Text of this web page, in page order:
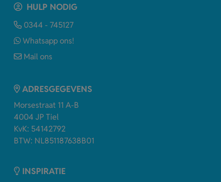
HULP NODIG
0344 - 745127
Whatsapp ons!
Mail ons
ADRESGEGEVENS
Morsestraat 11 A-B
4004 JP Tiel
KvK: 54142792
BTW: NL851187638B01
INSPIRATIE